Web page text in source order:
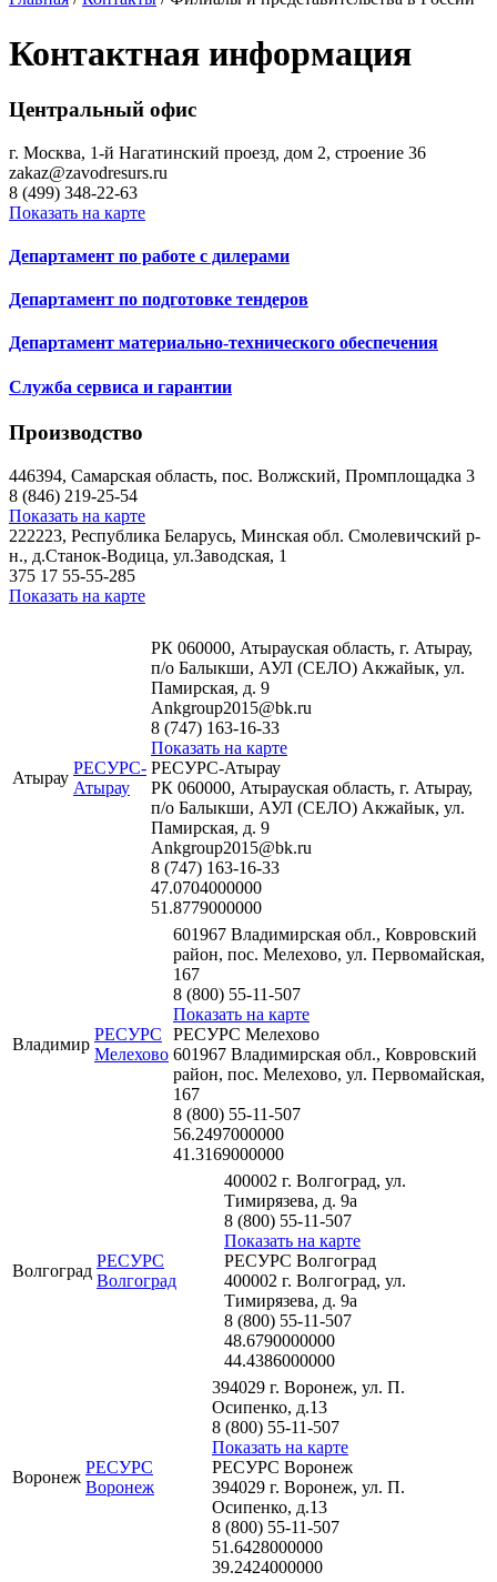
Контактная информация
Центральный офис
г. Москва, 1-й Нагатинский проезд, дом 2, строение 36
zakaz@zavodresurs.ru
8 (499) 348-22-63
Показать на карте
Департамент по работе с дилерами
Департамент по подготовке тендеров
Департамент материально-технического обеспечения
Служба сервиса и гарантии
Производство
446394, Самарская область, пос. Волжский, Промплощадка 3
8 (846) 219-25-54
Показать на карте
222223, Республика Беларусь, Минская обл. Смолевичский р-
н., д.Станок-Водица, ул.Заводская, 1
375 17 55-55-285
Показать на карте
Атырау
РЕСУРС-
Атырау
РК 060000, Атырауская область, г. Атырау,
п/о Балыкши, АУЛ (СЕЛО) Акжайык, ул.
Памирская, д. 9
Ankgroup2015@bk.ru
8 (747) 163-16-33
Показать на карте
РЕСУРС-Атырау
РК 060000, Атырауская область, г. Атырау,
п/о Балыкши, АУЛ (СЕЛО) Акжайык, ул.
Памирская, д. 9
Ankgroup2015@bk.ru
8 (747) 163-16-33
47.0704000000
51.8779000000
Владимир
РЕСУРС
Мелехово
601967 Владимирская обл., Ковровский
район, пос. Мелехово, ул. Первомайская,
167
8 (800) 55-11-507
Показать на карте
РЕСУРС Мелехово
601967 Владимирская обл., Ковровский
район, пос. Мелехово, ул. Первомайская,
167
8 (800) 55-11-507
56.2497000000
41.3169000000
Волгоград
РЕСУРС
Волгоград
400002 г. Волгоград, ул.
Тимирязева, д. 9а
8 (800) 55-11-507
Показать на карте
РЕСУРС Волгоград
400002 г. Волгоград, ул.
Тимирязева, д. 9а
8 (800) 55-11-507
48.6790000000
44.4386000000
Воронеж
РЕСУРС
Воронеж
394029 г. Воронеж, ул. П.
Осипенко, д.13
8 (800) 55-11-507
Показать на карте
РЕСУРС Воронеж
394029 г. Воронеж, ул. П.
Осипенко, д.13
8 (800) 55-11-507
51.6428000000
39.2424000000